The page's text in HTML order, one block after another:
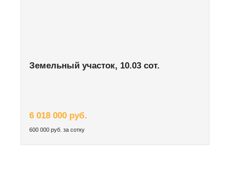
Земельный участок, 10.03 сот.
6 018 000 руб.
600 000 руб. за сотку